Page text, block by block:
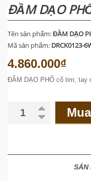
ĐẦM DẠO
Tên sản phẩm:ĐẦM DẠO
Mã sản phẩm: DRCK0123-
4.860.000₫
ĐẦM DẠO PHỐ cổ tim, tay
SẢN